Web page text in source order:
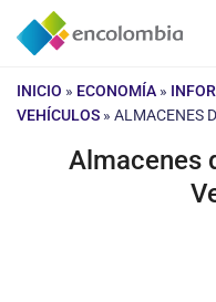
Saltar
INICIO » ECONOMÍA »
VEHÍCULOS » ALMACENES
Almacenes